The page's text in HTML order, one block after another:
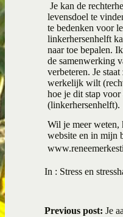
Je kan de
levensdoel te
te bedenken voor
linkerhersenhelft
naar toe bepalen.
de samenwerking
verbeteren. Je
werkelijk wilt
hoe je dit stap
(linkerhersenhelft).
Wil je meer weten,
website en in mijn
In : Stress en
Previous post: Je